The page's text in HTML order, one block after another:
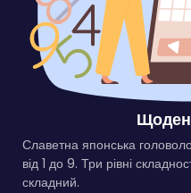
Славетна японська
від 1 до 9. Три рівні
складний.